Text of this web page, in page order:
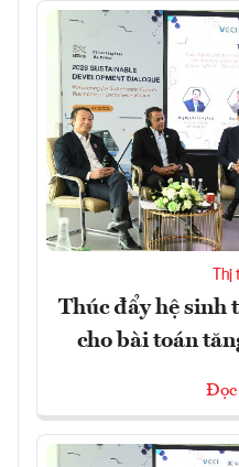
Thúc đẩy hệ sinh
cho bài toán
Đọc